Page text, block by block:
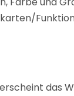
das